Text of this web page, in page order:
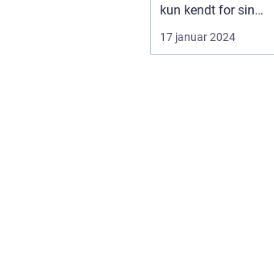
kun kendt for sin
storslåede natur og
bet...
17 januar 2024